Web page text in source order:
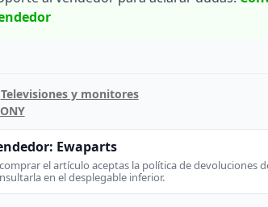
Televisiones y monitores
Ewaparts
el artículo aceptas la política de devoluciones
en el desplegable inferior.